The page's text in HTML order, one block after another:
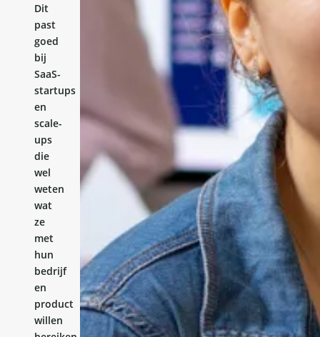
Dit
past
goed
bij
SaaS-
startups
en
scale-
ups
die
wel
weten
wat
ze
met
hun
bedrijf
en
product
willen